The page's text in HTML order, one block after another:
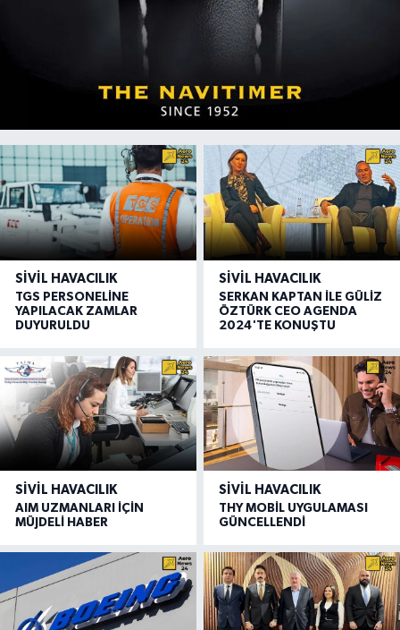
SIVIL HAVACILIK
TGS PERSONELİNE
YAPILACAK ZAMLAR
DUYURULDU
SIVIL HAVACILIK
SERKAN KAPTAN İLE GÜLİZ
ÖZTÜRK CEO AGENDA
2024'TE KONUŞTU
SIVIL HAVACILIK
AIM UZMANLARI İÇİN
MÜJDELİ HABER
SIVIL HAVACILIK
THY MOBİL UYGULAMASI
GÜNCELLENDİ